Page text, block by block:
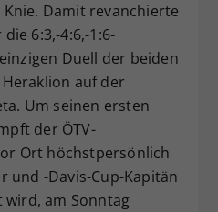
Knie. Damit revanchierte
6:3,-4:6,-1:6-
Duell der beiden
auf der
Um seinen ersten
der ÖTV-
Ort höchstpersönlich
und -Davis-Cup-Kapitän
wird, am Sonntag